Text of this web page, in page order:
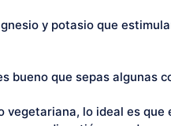
y potasio que
bueno que sepas algunas
vegetariana, lo ideal es